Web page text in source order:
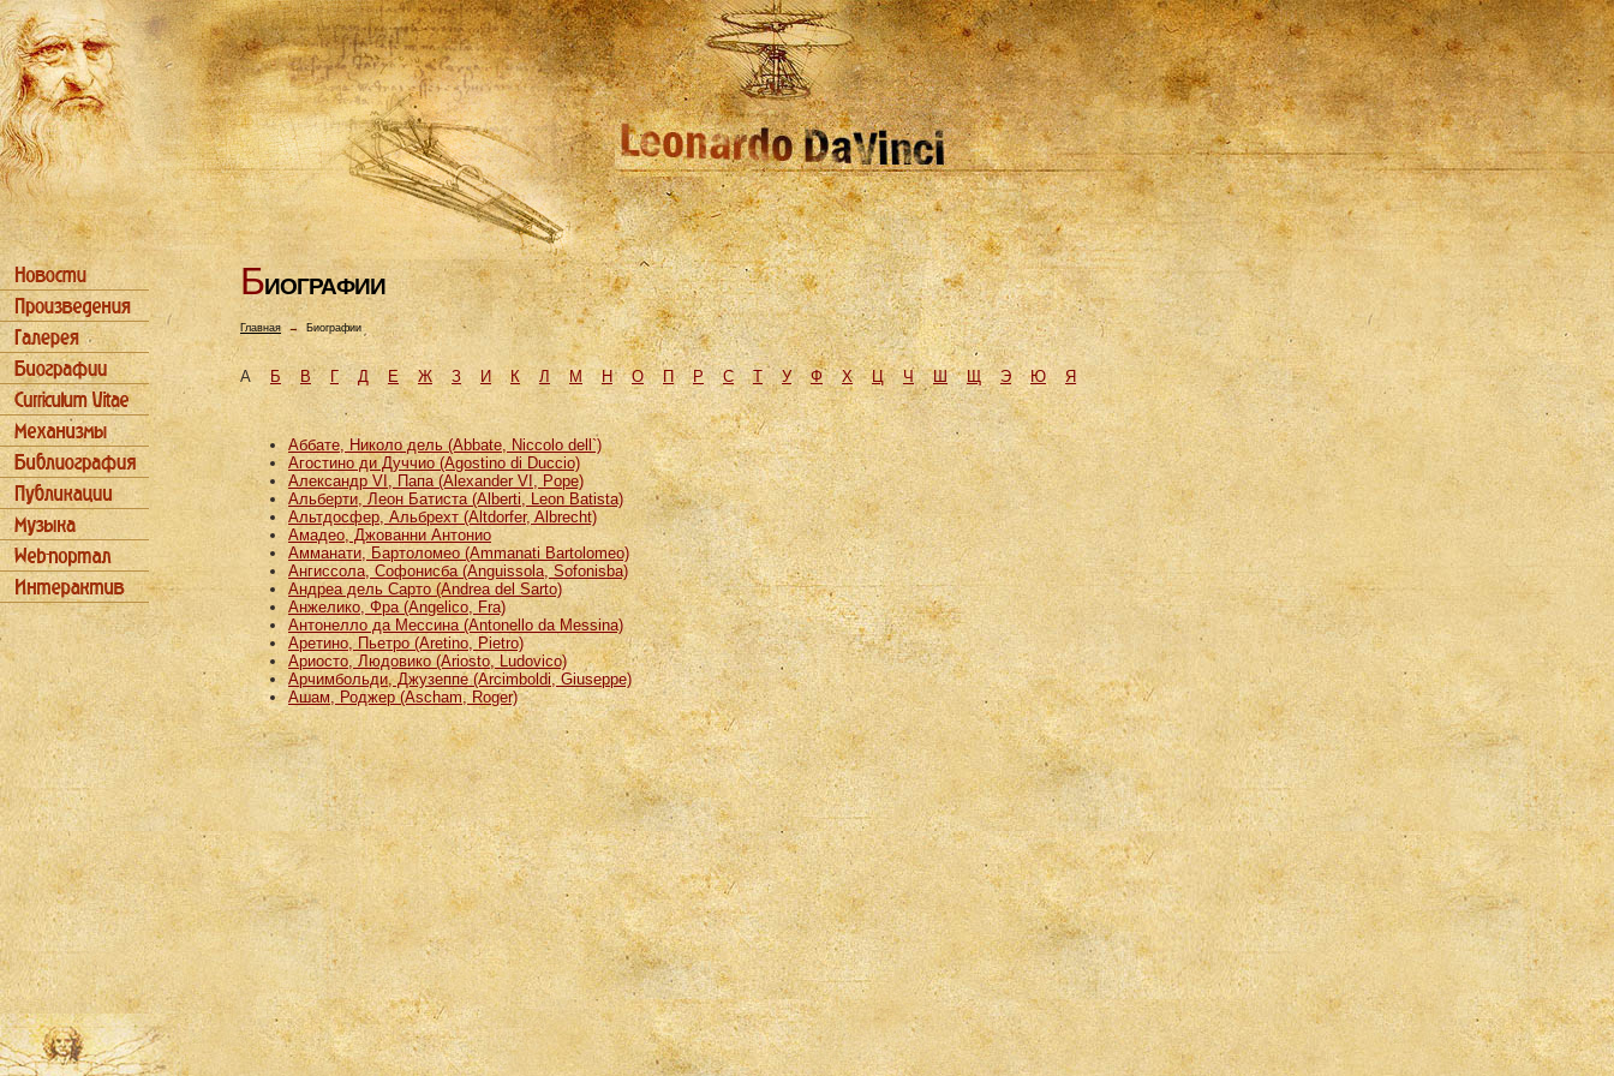
БИОГРАФИИ
Главная→ Биографии
АБ В Г Д Е Ж З И К Л М H О П Р С Т У Ф Х Ц Ч Ш Щ Э Ю Я
Аббате, Николо дель (Abbate, Niccolo dell`)
Агостино ди Дуччио (Agostino di Duccio)
Александр VI, Папа (Alexander VI, Pope)
Альберти, Леон Батиста (Alberti, Leon Batista)
Альтдосфер, Альбрехт (Altdorfer, Albrecht)
Амадео, Джованни Антонио
Амманати, Бартоломео (Ammanati Bartolomeo)
Ангиссола, Софонисба (Anguissola, Sofonisba)
Андреа дель Сарто (Andrea del Sarto)
Анжелико, Фра (Angelico, Fra)
Антонелло да Мессина (Antonello da Messina)
Аретино, Пьетро (Aretino, Pietro)
Ариосто, Людовико (Ariosto, Ludovico)
Арчимбольди, Джузеппе (Arcimboldi, Giuseppe)
Ашам, Роджер (Ascham, Roger)